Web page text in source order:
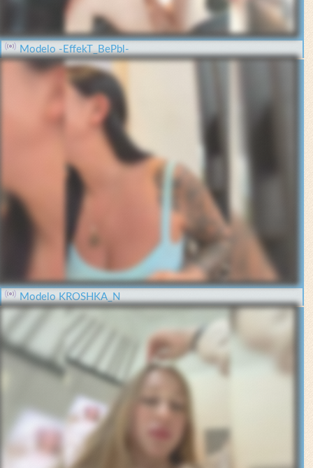
Modelo -EffekT_BePbl-
Modelo KROSHKA_N